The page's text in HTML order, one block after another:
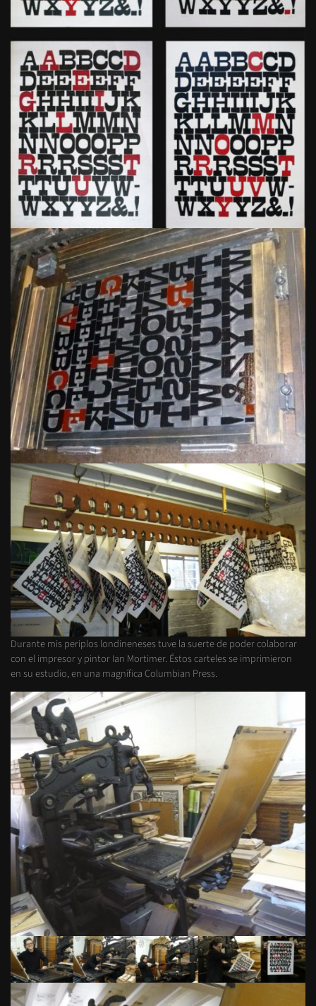
Durante mis periplos londineneses tuve la suerte de poder colaborar
con el impresor y pintor Ian Mortimer. Éstos carteles se imprimieron
en su estudio, en una magnífica Columbian Press.